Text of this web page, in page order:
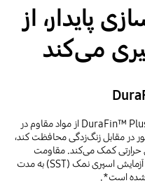
پایدار، از
می‌کند
برای مدت طولانی‌تری کاملاً خنک بمانید. DuraFin™ Plus از مواد مقاوم در
در مقابل زنگ‌زدگی محافظت کند،
حرارتی کمک می‌کند. مقاومت
فوق‌العاده آن در برابر خوردگی با استفاده از آزمایش اسپری نمک (SST) به مدت